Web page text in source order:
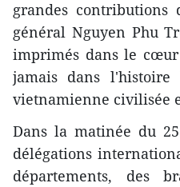
grandes contributions
général Nguyen Phu
imprimés dans le
jamais dans
vietnamienne civilisée
Dans la matinée du
délégations
départements, des